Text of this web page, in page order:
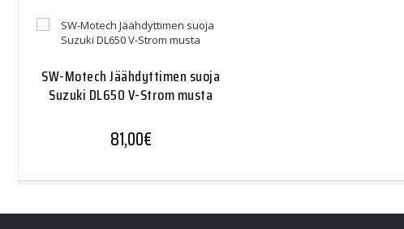
SW-Motech Jäähdyttimen suoja
Suzuki DL650 V-Strom musta
81,00€